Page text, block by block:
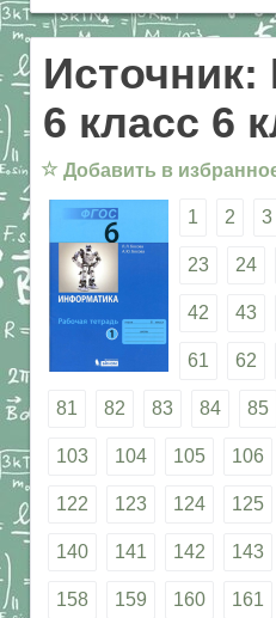
6 класс 6
☆ Добавить в
1 2 3
23 24
42 43
61 62
81 82 83 84 85
103 104 105 106
122 123 124 125
140 141 142 143
158 159 160 161